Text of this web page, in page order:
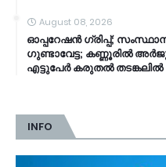
August 08, 2026
ഓപ്പറേഷൻ ​ഗ്രിപ്പ്;
ഗുണ്ടാവേട്ട; കണ്ണൂരിൽ
എട്ടുപേർ കരുതൽ തടങ്കലിൽ
INFO